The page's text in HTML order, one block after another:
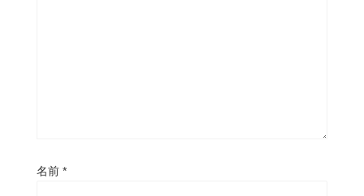
名前 *